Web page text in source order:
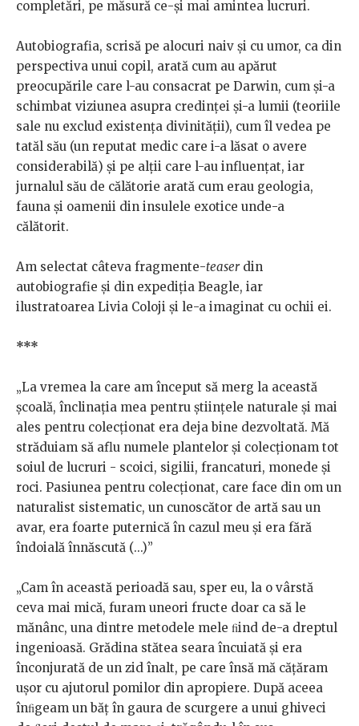
completări, pe măsură ce-și mai amintea lucruri.
Autobiografia, scrisă pe alocuri naiv și cu umor, ca din
perspectiva unui copil, arată cum au apărut
preocupările care l-au consacrat pe Darwin, cum și-a
schimbat viziunea asupra credinței și-a lumii (teoriile
sale nu exclud existența divinității), cum îl vedea pe
tatăl său (un reputat medic care i-a lăsat o avere
considerabilă) și pe alții care l-au influențat, iar
jurnalul său de călătorie arată cum erau geologia,
fauna și oamenii din insulele exotice unde-a
călătorit.
Am selectat câteva fragmente-teaserdin
autobiografie și din expediția Beagle, iar
ilustratoarea Livia Coloji și le-a imaginat cu ochii ei.
***
„La vremea la care am început să merg la această
școală, înclinația mea pentru științele naturale și mai
ales pentru colecționat era deja bine dezvoltată. Mă
străduiam să aflu numele plantelor și colecționam tot
soiul de lucruri - scoici, sigilii, francaturi, monede și
roci. Pasiunea pentru colecționat, care face din om un
naturalist sistematic, un cunoscător de artă sau un
avar, era foarte puternică în cazul meu și era fără
îndoială înnăscută (...)”
„Cam în această perioadă sau, sper eu, la o vârstă
ceva mai mică, furam uneori fructe doar ca să le
mănânc, una dintre metodele mele ﬁind de-a dreptul
ingenioasă. Grădina stătea seara încuiată şi era
înconjurată de un zid înalt, pe care însă mă căţăram
uşor cu ajutorul pomilor din apropiere. După aceea
înﬁgeam un băţ în gaura de scurgere a unui ghiveci